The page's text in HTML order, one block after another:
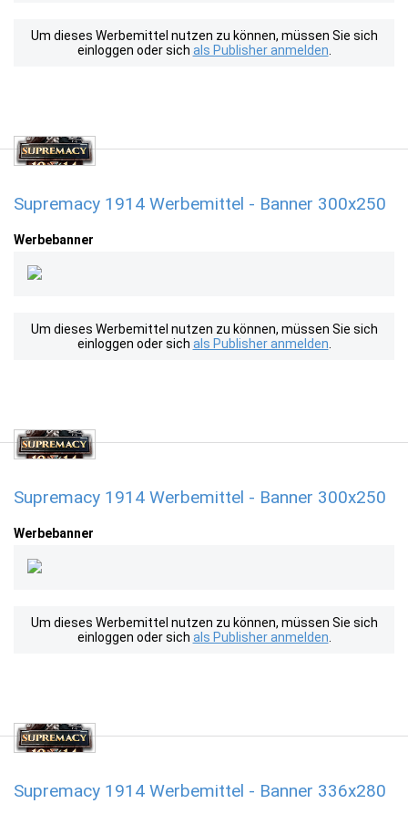
Um dieses Werbemittel nutzen zu können, müssen Sie sich
einloggen oder sich als Publisher anmelden
Supremacy 1914 Werbemittel - Banner 300x250
Werbebanner
Um dieses Werbemittel nutzen zu können, müssen Sie sich
einloggen oder sich als Publisher anmelden
Supremacy 1914 Werbemittel - Banner 300x250
Werbebanner
Um dieses Werbemittel nutzen zu können, müssen Sie sich
einloggen oder sich als Publisher anmelden
Supremacy 1914 Werbemittel - Banner 336x280